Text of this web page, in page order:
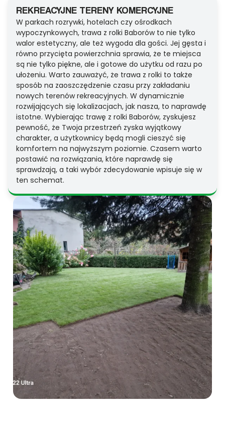
REKREACYJNE TERENY KOMERCYJNE
W parkach rozrywki, hotelach czy ośrodkach
wypoczynkowych, trawa z rolki Baborów to nie tylko
walor estetyczny, ale też wygoda dla gości. Jej gęsta i
równo przycięta powierzchnia sprawia, że te miejsca
są nie tylko piękne, ale i gotowe do użytku od razu po
ułożeniu. Warto zauważyć, że trawa z rolki to także
sposób na zaoszczędzenie czasu przy zakładaniu
nowych terenów rekreacyjnych. W dynamicznie
rozwijających się lokalizacjach, jak nasza, to naprawdę
istotne. Wybierając trawę z rolki Baborów, zyskujesz
pewność, że Twoja przestrzeń zyska wyjątkowy
charakter, a użytkownicy będą mogli cieszyć się
komfortem na najwyższym poziomie. Czasem warto
postawić na rozwiązania, które naprawdę się
sprawdzają, a taki wybór zdecydowanie wpisuje się w
ten schemat.